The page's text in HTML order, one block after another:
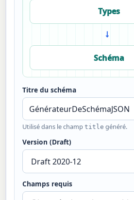
Types
→
Schéma
Titre du schéma
Utilisé dans le champtitle généré.
Version (Draft)
Champs requis